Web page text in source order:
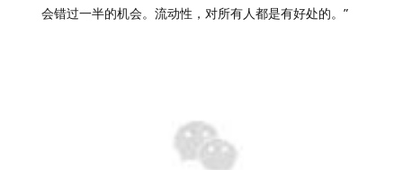
会错过一半的机会。流动性，对所有人都是有好处的。”